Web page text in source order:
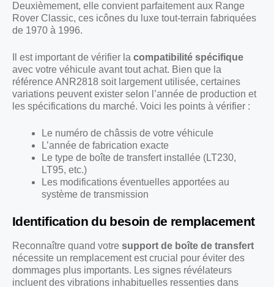
Deuxièmement, elle convient parfaitement aux Range
Rover Classic, ces icônes du luxe tout-terrain fabriquées
de 1970 à 1996.
Il est important de vérifier la compatibilité spécifique
avec votre véhicule avant tout achat. Bien que la
référence ANR2818 soit largement utilisée, certaines
variations peuvent exister selon l’année de production et
les spécifications du marché. Voici les points à vérifier :
Le numéro de châssis de votre véhicule
L’année de fabrication exacte
Le type de boîte de transfert installée (LT230,
LT95, etc.)
Les modifications éventuelles apportées au
système de transmission
Identification du besoin de remplacement
Reconnaître quand votre support de boîte de transfert
nécessite un remplacement est crucial pour éviter des
dommages plus importants. Les signes révélateurs
incluent des vibrations inhabituelles ressenties dans